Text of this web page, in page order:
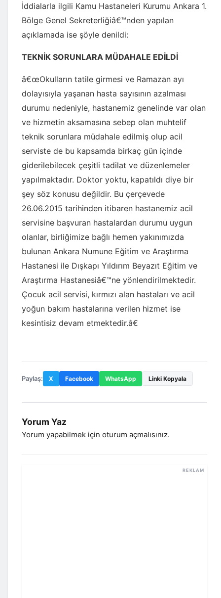
İddialarla ilgili Kamu Hastaneleri Kurumu Ankara 1.
Bölge Genel Sekreterliğiâ€™nden yapılan
açıklamada ise şöyle denildi:
TEKNİK SORUNLARA MÜDAHALE EDİLDİ
â€œOkulların tatile girmesi ve Ramazan ayı
dolayısıyla yaşanan hasta sayısının azalması
durumu nedeniyle, hastanemiz genelinde var olan
ve hizmetin aksamasına sebep olan muhtelif
teknik sorunlara müdahale edilmiş olup acil
serviste de bu kapsamda birkaç gün içinde
giderilebilecek çeşitli tadilat ve düzenlemeler
yapılmaktadır. Doktor yoktu, kapatıldı diye bir
şey söz konusu değildir. Bu çerçevede
26.06.2015 tarihinden itibaren hastanemiz acil
servisine başvuran hastalardan durumu uygun
olanlar, birliğimize bağlı hemen yakınımızda
bulunan Ankara Numune Eğitim ve Araştırma
Hastanesi ile Dışkapı Yıldırım Beyazıt Eğitim ve
Araştırma Hastanesiâ€™ne yönlendirilmektedir.
Çocuk acil servisi, kırmızı alan hastaları ve acil
yoğun bakım hastalarına verilen hizmet ise
kesintisiz devam etmektedir.â€
Paylaş: X Facebook WhatsApp Linki Kopyala
Yorum Yaz
Yorum yapabilmek için oturum açmalısınız.
REKLAM